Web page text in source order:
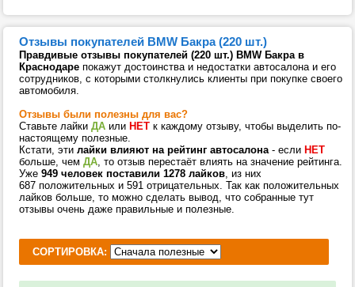
Отзывы покупателей BMW Бакра (220 шт.)
Правдивые отзывы покупателей (220 шт.) BMW Бакра в
Краснодаре покажут достоинства и недостатки автосалона и его
сотрудников, с которыми столкнулись клиенты при покупке своего
автомобиля.
Отзывы были полезны для вас?
Ставьте лайки ДА или НЕТ к каждому отзыву, чтобы выделить по-
настоящему полезные.
Кстати, эти лайки влияют на рейтинг автосалона- если НЕТ
больше, чем ДА, то отзыв перестаёт влиять на значение рейтинга.
Уже 949 человек поставили 1278 лайков, из них
687 положительных и 591 отрицательных. Так как положительных
лайков больше, то можно сделать вывод, что собранные тут
отзывы очень даже правильные и полезные.
СОРТИРОВКА: